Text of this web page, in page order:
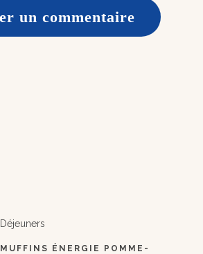
Déjeuners
MUFFINS ÉNERGIE POMME-